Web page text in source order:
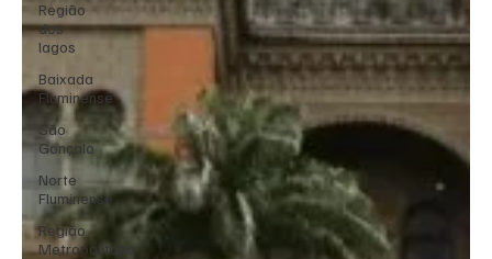
Região
dos
lagos
Baixada
Fluminense
São
Gonçalo
Norte
Fluminense
Região
Metropolitana